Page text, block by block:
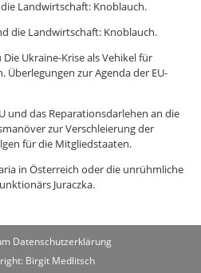
Landwirtschaft: Knoblauch.
die Landwirtschaft: Knoblauch.
Die Ukraine-Krise als Vehikel für
Überlegungen zur Agenda der EU-
und das Reparationsdarlehen an die
zur Verschleierung der
für die Mitgliedstaaten.
in Österreich oder die unrühmliche
Juraczka.
Datenschutzerklärung
Birgit Medlitsch